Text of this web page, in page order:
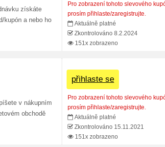
získáte
kupón a nebo ho
Pro zobrazení tohoto slevového
prosím přihlaste/zaregistrujte.
Aktuálně platné
Zkontrolováno 8.2.2024
151x zobrazeno
v nákupním
obchodě
přihlaste se
Pro zobrazení tohoto slevového
prosím přihlaste/zaregistrujte.
Aktuálně platné
Zkontrolováno 15.11.2021
151x zobrazeno